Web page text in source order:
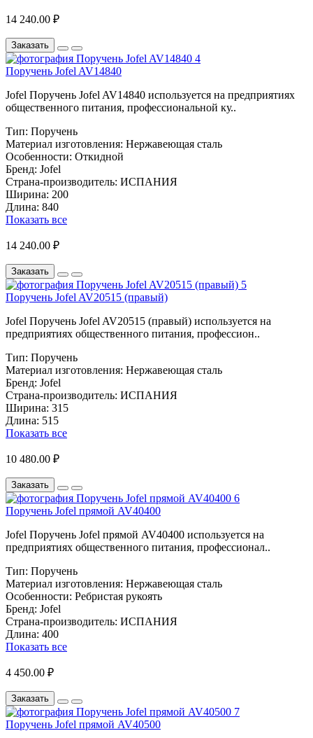
14 240.00 ₽
Заказать
Поручень Jofel AV14840
Jofel Поручень Jofel AV14840 используется на предприятиях
общественного питания, профессиональной ку..
Тип: Поручень
Материал изготовления: Нержавеющая сталь
Особенности: Откидной
Бренд: Jofel
Страна-производитель: ИСПАНИЯ
Ширина: 200
Длина: 840
Показать все
14 240.00 ₽
Заказать
Поручень Jofel AV20515 (правый)
Jofel Поручень Jofel AV20515 (правый) используется на
предприятиях общественного питания, профессион..
Тип: Поручень
Материал изготовления: Нержавеющая сталь
Бренд: Jofel
Страна-производитель: ИСПАНИЯ
Ширина: 315
Длина: 515
Показать все
10 480.00 ₽
Заказать
Поручень Jofel прямой AV40400
Jofel Поручень Jofel прямой AV40400 используется на
предприятиях общественного питания, профессионал..
Тип: Поручень
Материал изготовления: Нержавеющая сталь
Особенности: Ребристая рукоять
Бренд: Jofel
Страна-производитель: ИСПАНИЯ
Длина: 400
Показать все
4 450.00 ₽
Заказать
Поручень Jofel прямой AV40500